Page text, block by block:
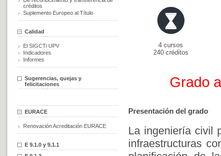
créditos
Suplemento Europeo al Título
Calidad
El SIGCTi UPV
Indicadores
Informes
Sugerencias, quejas y
felicitaciones
EURACE
Renovación Acreditación EURACE
E 9.1.0 y 9.1.1
4 cursos
240 créditos
Grado
Presentación del grado
La ingeniería civil
infraestructuras